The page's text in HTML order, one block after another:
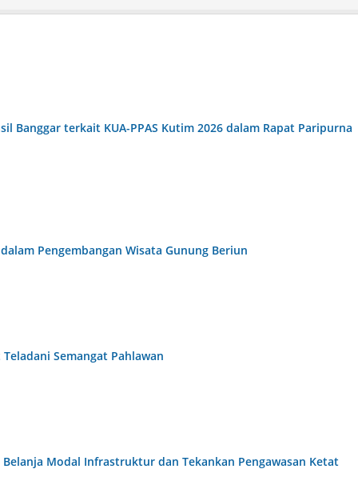
Banggar terkait KUA-PPAS Kutim 2026 dalam Rapat Paripurna
Pengembangan Wisata Gunung Beriun
Semangat Pahlawan
Modal Infrastruktur dan Tekankan Pengawasan Ketat